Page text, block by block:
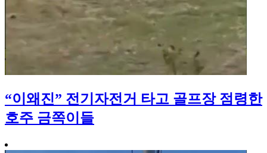
“이왜진” 전기자전거 타고 골프장 점령한
호주 금쪽이들